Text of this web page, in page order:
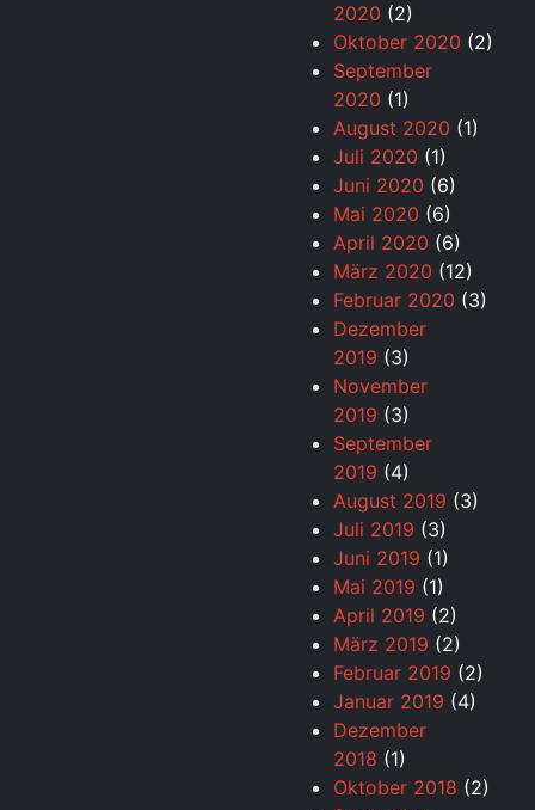
2020 (2)
Oktober 2020 (2)
September
2020 (1)
August 2020 (1)
Juli 2020 (1)
Juni 2020 (6)
Mai 2020 (6)
April 2020 (6)
März 2020 (12)
Februar 2020 (3)
Dezember
2019 (3)
November
2019 (3)
September
2019 (4)
August 2019 (3)
Juli 2019 (3)
Juni 2019 (1)
Mai 2019 (1)
April 2019 (2)
März 2019 (2)
Februar 2019 (2)
Januar 2019 (4)
Dezember
2018 (1)
Oktober 2018 (2)